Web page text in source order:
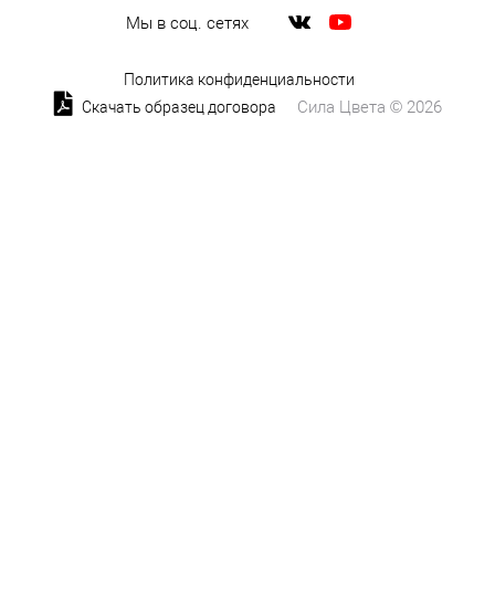
Мы в соц. сетях
Политика конфиденциальности
Скачать образец договора
Сила Цвета © 2026